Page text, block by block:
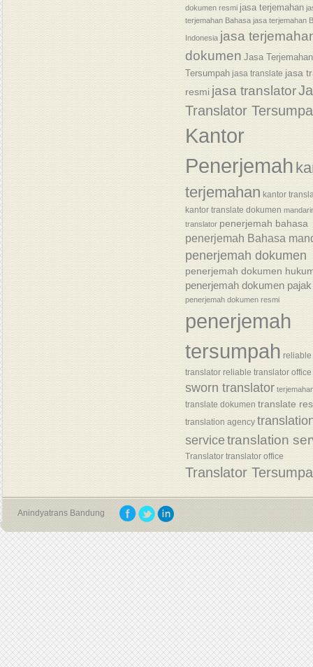
dokumen resmi jasa terjemahan
terjemahan Bahasa jasa terjemahan
Indonesia jasa
dokumen Jasa Terjemahan
Tersumpah jasa translate jasa
resmi jasa translator
Translator
Kantor
Penerjemah
terjemahan kantor
kantor translate dokumen
translator penerjemah bahasa
penerjemah Bahasa
penerjemah dokumen
penerjemah dokumen
penerjemah dokumen pajak
penerjemah dokumen resmi
penerjemah
tersumpah reliable
translator reliable translator office
sworn translator
translate dokumen translate
translation agency
servicetranslation
Translator translator office
Translator
Anindyatrans Bandung